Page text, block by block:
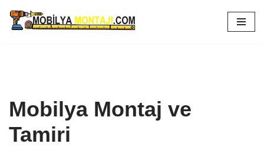
İçeriğe
Mobilya Montaj ve
Tamiri